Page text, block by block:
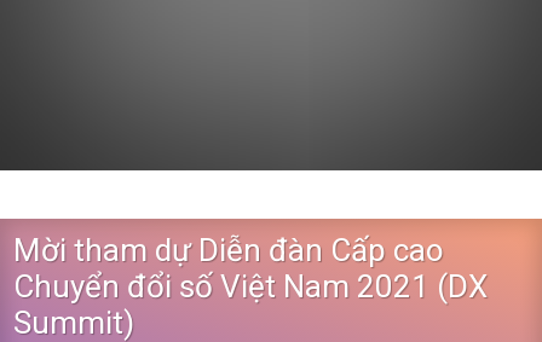
Mời tham dự Diễn đàn Cấp cao
Chuyển đổi số Việt Nam 2021 (DX
Summit)